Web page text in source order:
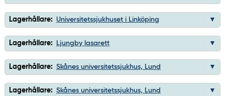
Lagerhållare: Universitetssjukhuset i Linköping
Lagerhållare: Ljungby lasarett
Lagerhållare: Skånes universitetssjukhus, Lund
Lagerhållare: Skånes universitetssjukhus, Lund